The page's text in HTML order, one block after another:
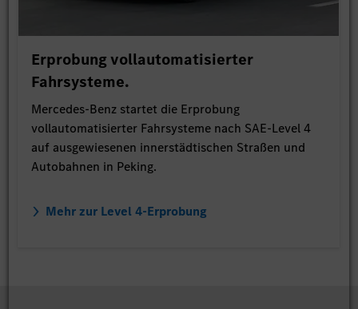
Erprobung vollautomatisierter
Fahrsysteme.
Mercedes-Benz startet die Erprobung
vollautomatisierter Fahrsysteme nach SAE-Level 4
auf ausgewiesenen innerstädtischen Straßen und
Autobahnen in Peking.
Mehr zur Level 4-Erprobung